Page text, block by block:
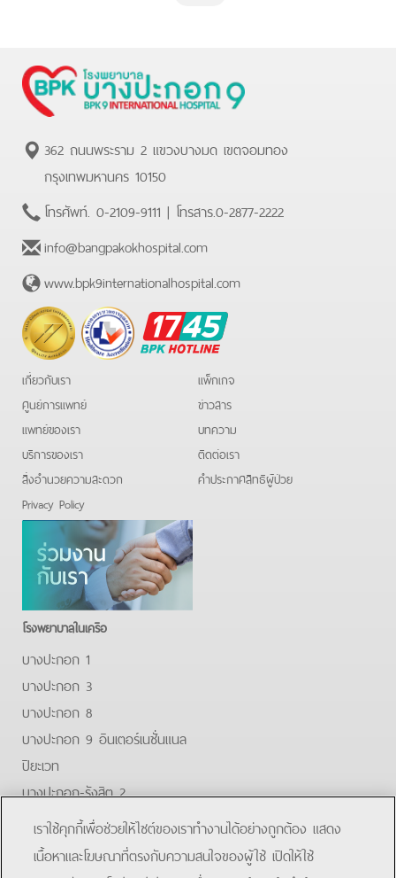
362 ถนนพระราม 2 แขวงบางมด เขตจอมทอง
กรุงเทพมหานคร 10150
โทรศัพท์. 0-2109-9111 | โทรสาร.0-2877-2222
info@bangpakokhospital.com
www.bpk9internationalhospital.com
BPK
Hotline
เกี่ยวกับเรา
ศูนย์การแพทย์
แพทย์ของเรา
บริการของเรา
สิ่งอำนวยความสะดวก
Privacy Policy
แพ็กเกจ
ข่าวสาร
บทความ
ติดต่อเรา
คําประกาศสิทธิผู้ป่วย
โรงพยาบาลในเครือ
บางปะกอก 1
บางปะกอก 3
บางปะกอก 8
บางปะกอก 9 อินเตอร์เนชั่นแนล
ปิยะเวท
บางปะกอก-รังสิต 2
บางปะกอกสมุทรปราการ
FacebookYoutubeLine
เราใช้คุกกี้เพื่อช่วยให้ไซต์ของเราทำงานได้อย่างถูกต้อง แสดง
เนื้อหาและโฆษณาที่ตรงกับความสนใจของผู้ใช้ เปิดให้ใช้